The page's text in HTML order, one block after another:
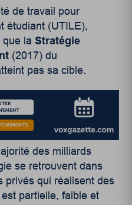
de travail pour
étudiant (UTILE),
que laStratégie
(2017) du
pas sa cible.
des milliards
se retrouvent dans
privés qui réalisent des
partielle, faible et